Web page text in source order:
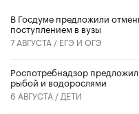
В Госдуме предложили
поступлением в вузы
7 АВГУСТА / ЕГЭ И ОГЭ
Роспотребнадзор
рыбой и водорослями
6 АВГУСТА / ДЕТИ